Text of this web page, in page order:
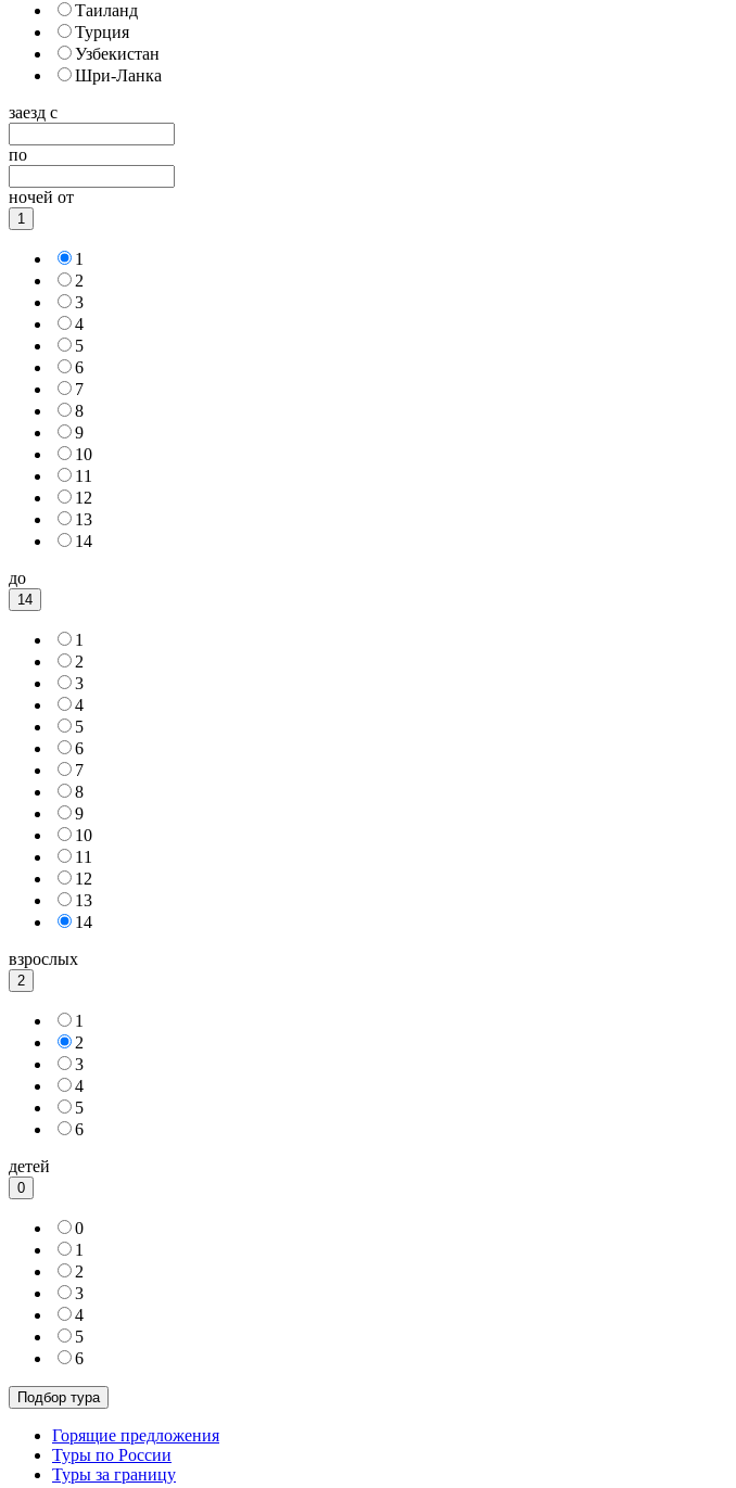
Таиланд
Турция
Узбекистан
Шри-Ланка
заезд с
по
ночей от
1
1
2
3
4
5
6
7
8
9
10
11
12
13
14
до
14
1
2
3
4
5
6
7
8
9
10
11
12
13
14
взрослых
2
1
2
3
4
5
6
детей
0
0
1
2
3
4
5
6
Горящие предложения
Туры по России
Туры за границу